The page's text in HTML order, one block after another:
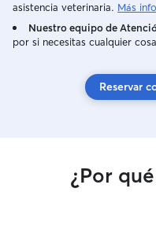
asistencia veterinaria. Más
Nuestro equipo de
por si necesitas cualquier
Reservar
¿Por